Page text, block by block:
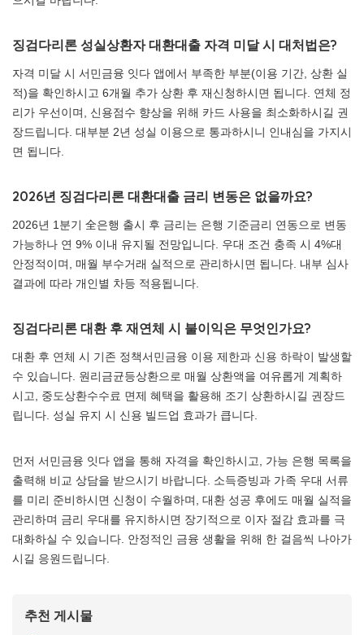
징검다리론 성실상환자 대환대출 자격 미달 시 대처법은?
자격 미달 시 서민금융 잇다 앱에서 부족한 부분(이용 기간, 상환 실
적)을 확인하시고 6개월 추가 상환 후 재신청하시면 됩니다. 연체 정
리가 우선이며, 신용점수 향상을 위해 카드 사용을 최소화하시길 권
장드립니다. 대부분 2년 성실 이용으로 통과하시니 인내심을 가지시
면 됩니다.
2026년 징검다리론 대환대출 금리 변동은 없을까요?
2026년 1분기 全은행 출시 후 금리는 은행 기준금리 연동으로 변동
가능하나 연 9% 이내 유지될 전망입니다. 우대 조건 충족 시 4%대
안정적이며, 매월 부수거래 실적으로 관리하시면 됩니다. 내부 심사
결과에 따라 개인별 차등 적용됩니다.
징검다리론 대환 후 재연체 시 불이익은 무엇인가요?
대환 후 연체 시 기존 정책서민금융 이용 제한과 신용 하락이 발생할
수 있습니다. 원리금균등상환으로 매월 상환액을 여유롭게 계획하
시고, 중도상환수수료 면제 혜택을 활용해 조기 상환하시길 권장드
립니다. 성실 유지 시 신용 빌드업 효과가 큽니다.
먼저 서민금융 잇다 앱을 통해 자격을 확인하시고, 가능 은행 목록을
출력해 비교 상담을 받으시기 바랍니다. 소득증빙과 가족 우대 서류
를 미리 준비하시면 신청이 수월하며, 대환 성공 후에도 매월 실적을
관리하며 금리 우대를 유지하시면 장기적으로 이자 절감 효과를 극
대화하실 수 있습니다. 안정적인 금융 생활을 위해 한 걸음씩 나아가
시길 응원드립니다.
추천 게시물